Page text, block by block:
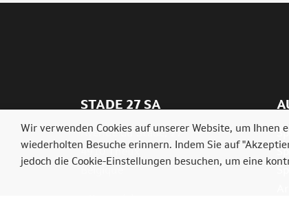
STADE 27 SA
Avenue du Stade, 27
4910 Theux
Wir verwenden Cookies auf unserer Website, um
wiederholten Besuche erinnern. Indem Sie auf
jedoch die Cookie-Einstellungen besuchen, um eine